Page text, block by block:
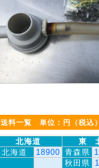
送料一覧 単位：円（税込
北海道
東
北海道
18900 青森県
秋田県